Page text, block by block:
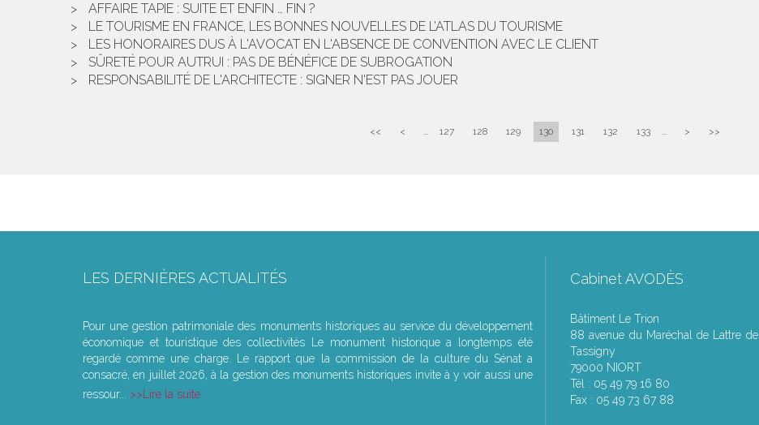
AFFAIRE TAPIE : SUITE ET ENFIN … FIN ?
LE TOURISME EN FRANCE, LES BONNES NOUVELLES DE L’ATLAS DU TOURISME
LES HONORAIRES DUS À L'AVOCAT EN L'ABSENCE DE CONVENTION AVEC LE CLIENT
SÛRETÉ POUR AUTRUI : PAS DE BÉNÉFICE DE SUBROGATION
RESPONSABILITÉ DE L'ARCHITECTE : SIGNER N'EST PAS JOUER
<< < ... 127 128 129 130 131 132 133 ... > >>
LES DERNIÈRES ACTUALITÉS
Pour une gestion patrimoniale des monuments historiques au service du développement
économique et touristique des collectivités Le monument historique a longtemps été
regardé comme une charge. Le rapport que la commission de la culture du Sénat a
consacré, en juillet 2026, à la gestion des monuments historiques invite à y voir aussi une
ressour...
Lire la suite
Cabinet AVODÈS
Bâtiment Le Trion
88 avenue du Maréchal de Lattre de
Tassigny
79000 NIORT
Tél : 05 49 79 16 80
Fax : 05 49 73 67 88